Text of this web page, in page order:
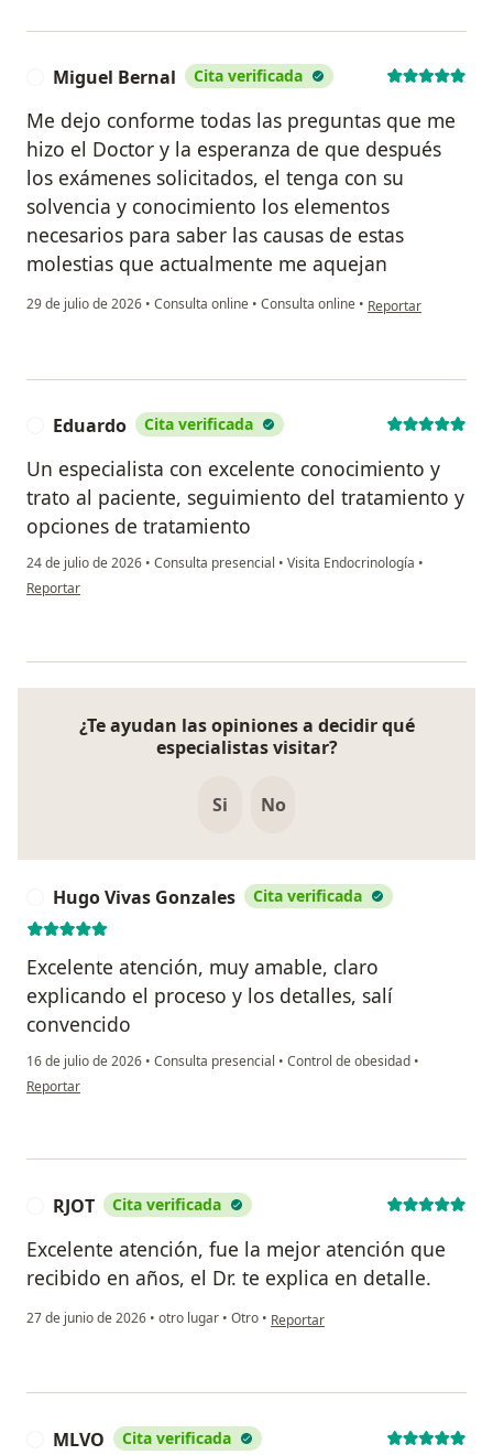
Miguel Bernal Cita verificada
Me dejo conforme todas las preguntas que me
hizo el Doctor y la esperanza de que después
los exámenes solicitados, el tenga con su
solvencia y conocimiento los elementos
necesarios para saber las causas de estas
molestias que actualmente me aquejan
29 de julio de 2026 • Consulta online • Consulta online • en opinión del
Reportar
Eduardo Cita verificada
Un especialista con excelente conocimiento y
trato al paciente, seguimiento del tratamiento y
opciones de tratamiento
24 de julio de 2026 • Consulta presencial • Visita Endocrinología •
en opinión del usuario Eduardo
Reportar
¿Te ayudan las opiniones a decidir qué
especialistas visitar?
Si No
Hugo Vivas Gonzales Cita verificada
Excelente atención, muy amable, claro
explicando el proceso y los detalles, salí
convencido
16 de julio de 2026 • Consulta presencial • Control de obesidad •
en opinión del usuario Hugo Vivas Gonzales
Reportar
RJOT Cita verificada
Excelente atención, fue la mejor atención que
recibido en años, el Dr. te explica en detalle.
27 de junio de 2026 • otro lugar • Otro • en opinión del usuario RJOT
Reportar
MLVO Cita verificada